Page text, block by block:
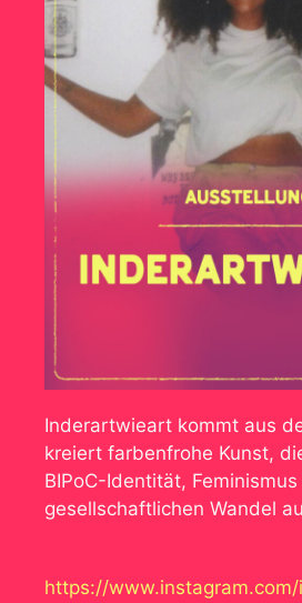
Inderartwieart kommt aus
kreiert farbenfrohe Kunst,
BIPoC-Identität, Feminismus
gesellschaftlichen Wandel
https://